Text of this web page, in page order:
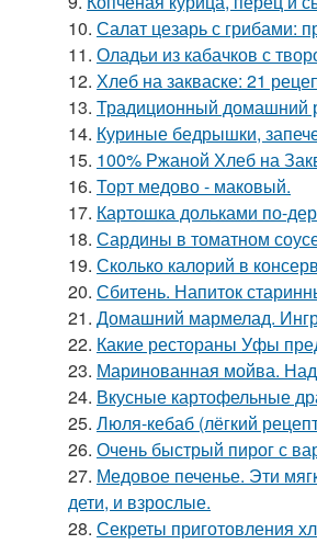
10. Салат цезарь с грибами:
11. Оладьи из кабачков с
12. Хлеб на закваске: 21
13. Традиционный домашний
14. Куриные бедрышки,
15. 100% Ржаной Хлеб на
16. Торт медово - маковый.
17. Картошка дольками по-
18. Сардины в томатном
19. Сколько калорий в
20. Сбитень. Напиток
21. Домашний мармелад.
22. Какие рестораны Уфы
23. Маринованная мойва.
24. Вкусные картофельные
25. Люля-кебаб (лёгкий
26. Очень быстрый пирог с
27. Медовое печенье. Эти
дети, и взрослые.
28. Секреты приготовления